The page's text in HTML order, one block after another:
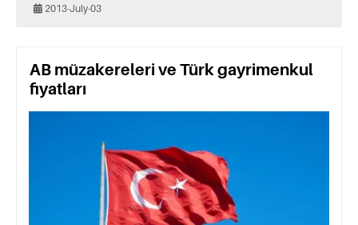
2013-July-03
AB müzakereleri ve Türk gayrimenkul
fiyatları